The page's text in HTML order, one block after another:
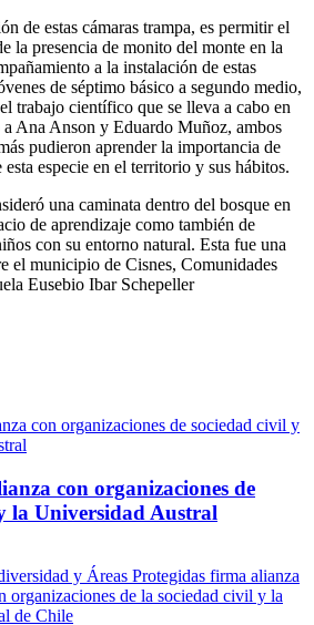
de estas cámaras trampa, es permitir el
la presencia de monito del monte en la
a la instalación de estas
de séptimo básico a segundo medio,
trabajo científico que se lleva a cabo en
Ana Anson y Eduardo Muñoz, ambos
pudieron aprender la importancia de
especie en el territorio y sus hábitos.
una caminata dentro del bosque en
de aprendizaje como también de
con su entorno natural. Esta fue una
el municipio de Cisnes, Comunidades
Eusebio Ibar Schepeller
con organizaciones de
la Universidad Austral